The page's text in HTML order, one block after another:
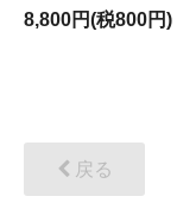
8,800円(税800円)
戻る